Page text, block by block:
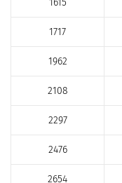
1615
1717
1962
2108
2297
2476
2654